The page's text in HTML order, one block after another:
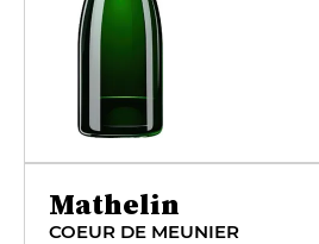
Mathelin
COEUR DE MEUNIER